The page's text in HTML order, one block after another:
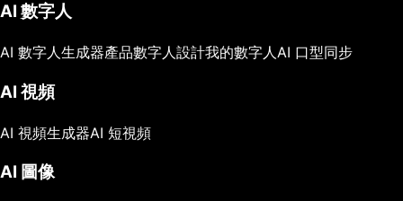
AI 數字人
AI 數字人生成器產品數字人設計我的數字人AI 口型同步
AI 視頻
AI 視頻生成器AI 短視頻
AI 圖像